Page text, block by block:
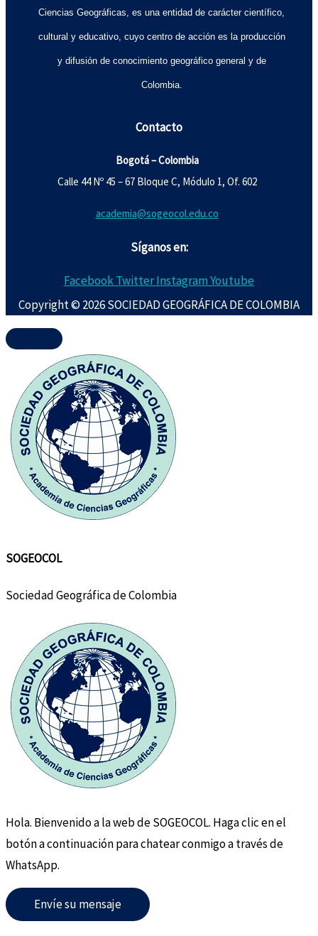
Ciencias Geográficas, es una entidad de carácter científico,
cultural y educativo, cuyo centro de acción es la producción
y difusión de conocimiento geográfico general y de
Colombia.
Contacto
Bogotá – Colombia
Calle 44 Nº 45 – 67 Bloque C, Módulo 1, Of. 602
academia@sogeocol.edu.co
Síganos en:
FacebookTwitterInstagramYoutube
Copyright © 2026 SOCIEDAD GEOGRÁFICA DE COLOMBIA
SOGEOCOL
Sociedad Geográfica de Colombia
Hola. Bienvenido a la web de SOGEOCOL. Haga clic en el
botón a continuación para chatear conmigo a través de
WhatsApp.
Envíe su mensaje